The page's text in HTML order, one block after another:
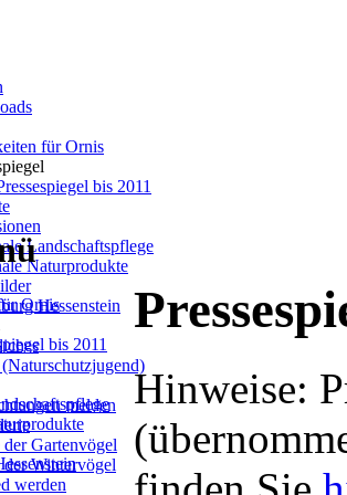
für Ornis
bis 2011
Landschaftspflege
Naturprodukte
Hessenstein
melden
der Gartenvögel
der Wintervögel
werden
Ornis
bis 2011
Hinweise: